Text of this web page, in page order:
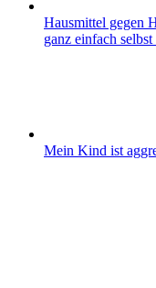
Hausmittel gegen
ganz einfach selbst
Mein Kind ist